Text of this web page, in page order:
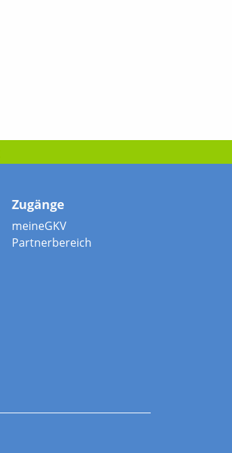
Zugänge
meineGKV
Partnerbereich